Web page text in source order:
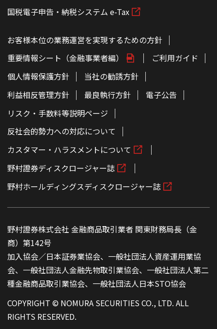
国税電子申告・納税システム e-Tax
お客様本位の業務運営を実現するための方針
重要情報シート（金融事業者編）
ご利用ガイド
個人情報保護方針
当社の勧誘方針
利益相反管理方針
最良執行方針
電子公告
リスク・手数料等説明ページ
反社会的勢力への対応について
カスタマー・ハラスメントについて
野村證券ディスクロージャー誌
野村ホールディングスディスクロージャー誌
野村證券株式会社 金融商品取引業者 関東財務局長（金
商）第142号
加入協会／日本証券業協会、一般社団法人資産運用業協
会、一般社団法人金融先物取引業協会、一般社団法人第二
種金融商品取引業協会、一般社団法人日本STO協会
COPYRIGHT © NOMURA SECURITIES CO., LTD. ALL
RIGHTS RESERVED.